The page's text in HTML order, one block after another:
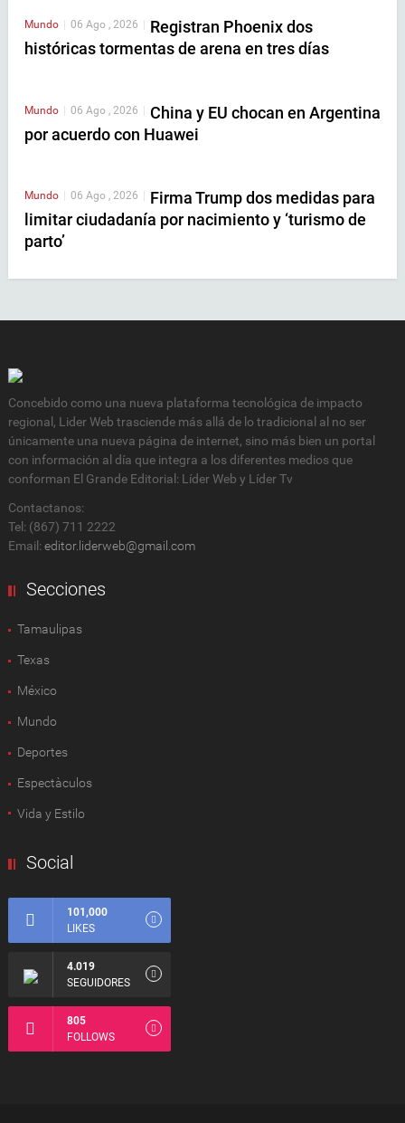
Mundo 06 Ago , 2026
Registran Phoenix dos
históricas tormentas de arena en tres días
Mundo | 06 Ago , 2026 | China y EU chocan en Argentina
por acuerdo con Huawei
Mundo 06 Ago , 2026
Firma Trump dos medidas para
limitar ciudadanía por nacimiento y ‘turismo de
parto’
Concebido como una nueva plataforma tecnológica de impacto
regional, Lider Web trasciende más allá de lo tradicional al no ser
únicamente una nueva página de internet, sino más bien un portal
con información al día que integra a los diferentes medios que
conforman El Grande Editorial: Líder Web y Líder Tv
Contactanos:
Tel: (867) 711 2222
Email: editor.liderweb@gmail.com
Secciones
Tamaulipas
Texas
México
Mundo
Deportes
Espectàculos
Vida y Estilo
Social
101,000
LIKES
4.019
SEGUIDORES
805
FOLLOWS